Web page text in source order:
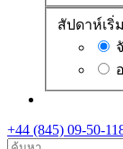
สัปดาห์เริ่
+44 (845) 09-50-